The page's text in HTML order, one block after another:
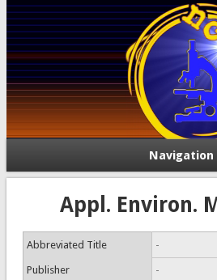
Navigation
Appl. Environ.
Abbreviated Title -
Publisher -